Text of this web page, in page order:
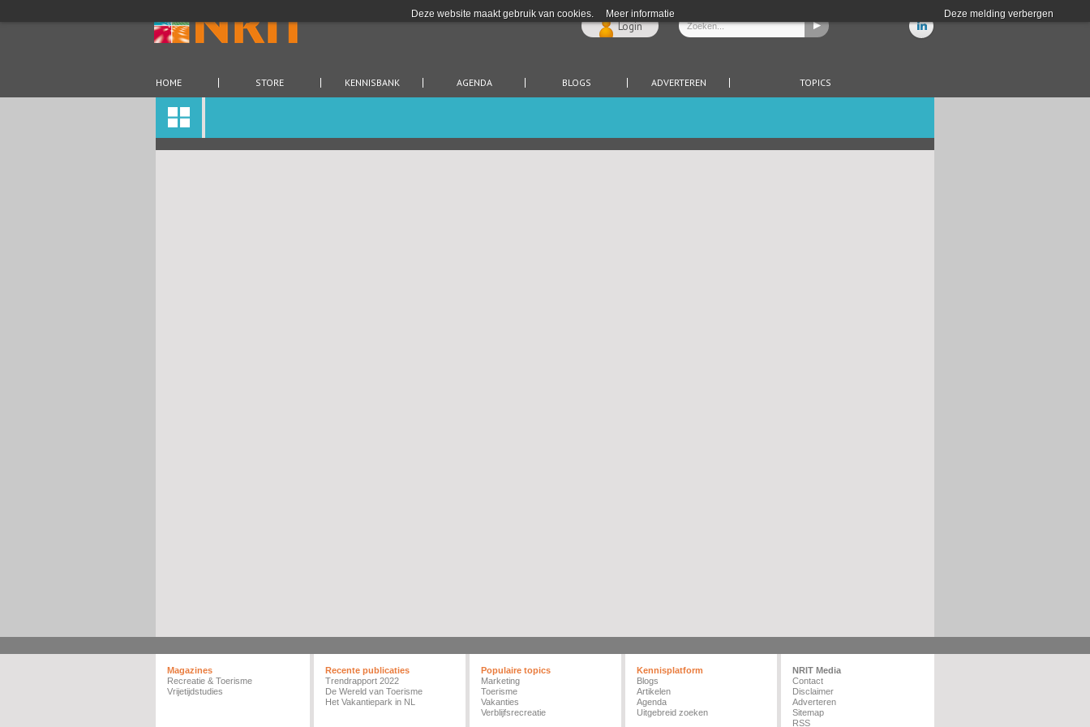
Deze website maakt gebruik van cookies. Meer informatie Deze melding verbergen
Login
HOME STORE KENNISBANK AGENDA BLOGS ADVERTEREN TOPICS
Magazines
Recreatie & Toerisme
Vrijetijdstudies
Recente publicaties
Trendrapport 2022
De Wereld van Toerisme
Het Vakantiepark in NL
Populaire topics
Marketing
Toerisme
Vakanties
Verblijfsrecreatie
Kennisplatform
Blogs
Artikelen
Agenda
Uitgebreid zoeken
NRIT Media
Contact
Disclaimer
Adverteren
Sitemap
RSS